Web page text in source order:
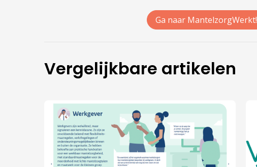
Ga naar MantelzorgWerkt!
Vergelijkbare artikelen